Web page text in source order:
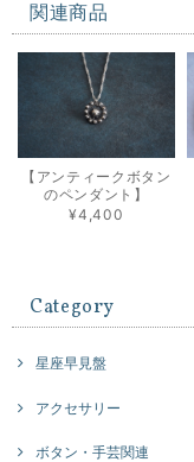
関連商品
【アンティークボタン
のペンダント】
¥4,400
Category
星座早見盤
アクセサリー
ボタン・手芸関連